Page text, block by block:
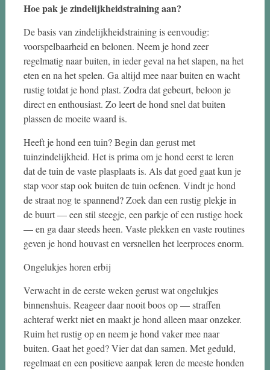
Hoe pak je zindelijkheidstraining aan?
De basis van zindelijkheidstraining is eenvoudig:
voorspelbaarheid en belonen. Neem je hond zeer
regelmatig naar buiten, in ieder geval na het slapen, na het
eten en na het spelen. Ga altijd mee naar buiten en wacht
rustig totdat je hond plast. Zodra dat gebeurt, beloon je
direct en enthousiast. Zo leert de hond snel dat buiten
plassen de moeite waard is.
Heeft je hond een tuin? Begin dan gerust met
tuinzindelijkheid. Het is prima om je hond eerst te leren
dat de tuin de vaste plasplaats is. Als dat goed gaat kun je
stap voor stap ook buiten de tuin oefenen. Vindt je hond
de straat nog te spannend? Zoek dan een rustig plekje in
de buurt — een stil steegje, een parkje of een rustige hoek
— en ga daar steeds heen. Vaste plekken en vaste routines
geven je hond houvast en versnellen het leerproces enorm.
Ongelukjes horen erbij
Verwacht in de eerste weken gerust wat ongelukjes
binnenshuis. Reageer daar nooit boos op — straffen
achteraf werkt niet en maakt je hond alleen maar onzeker.
Ruim het rustig op en neem je hond vaker mee naar
buiten. Gaat het goed? Vier dat dan samen. Met geduld,
regelmaat en een positieve aanpak leren de meeste honden